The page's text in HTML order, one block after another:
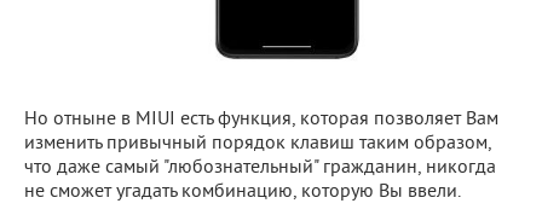
Но отныне в MIUI есть функция, которая позволяет Вам
изменить привычный порядок клавиш таким образом,
что даже самый "любознательный" гражданин, никогда
не сможет угадать комбинацию, которую Вы ввели.